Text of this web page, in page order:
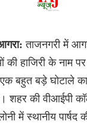
ताजनगरी में
की हाजिरी के नाम
बहुत बड़े घोटाले
की वीआईपी
में स्थानीय पार्षद